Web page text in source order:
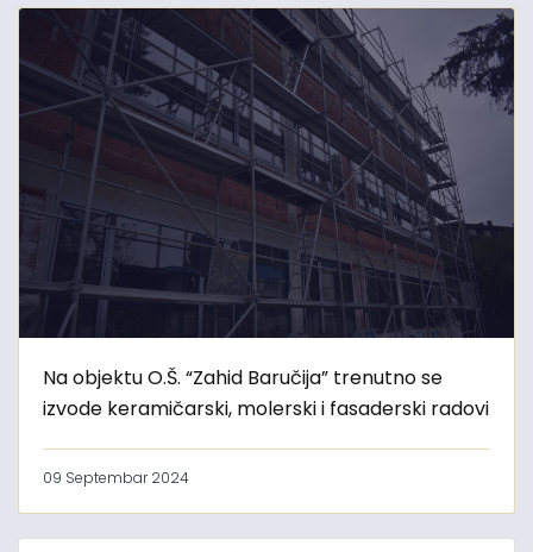
Na objektu O.Š. “Zahid Baručija” trenutno se
izvode keramičarski, molerski i fasaderski radovi
09 Septembar 2024